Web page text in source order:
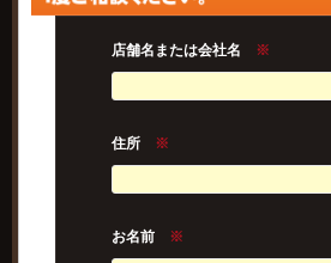
店舗名または会社名 ※
住所 ※
お名前 ※